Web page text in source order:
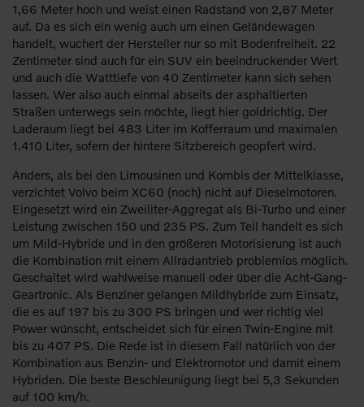
1,66 Meter hoch und weist einen Radstand von 2,87 Meter
auf. Da es sich ein wenig auch um einen Geländewagen
handelt, wuchert der Hersteller nur so mit Bodenfreiheit. 22
Zentimeter sind auch für ein SUV ein beeindruckender Wert
und auch die Watttiefe von 40 Zentimeter kann sich sehen
lassen. Wer also auch einmal abseits der asphaltierten
Straßen unterwegs sein möchte, liegt hier goldrichtig. Der
Laderaum liegt bei 483 Liter im Kofferraum und maximalen
1.410 Liter, sofern der hintere Sitzbereich geopfert wird.
Anders, als bei den Limousinen und Kombis der Mittelklasse,
verzichtet Volvo beim XC60 (noch) nicht auf Dieselmotoren.
Eingesetzt wird ein Zweiliter-Aggregat als Bi-Turbo und einer
Leistung zwischen 150 und 235 PS. Zum Teil handelt es sich
um Mild-Hybride und in den größeren Motorisierung ist auch
die Kombination mit einem Allradantrieb problemlos möglich.
Geschaltet wird wahlweise manuell oder über die Acht-Gang-
Geartronic. Als Benziner gelangen Mildhybride zum Einsatz,
die es auf 197 bis zu 300 PS bringen und wer richtig viel
Power wünscht, entscheidet sich für einen Twin-Engine mit
bis zu 407 PS. Die Rede ist in diesem Fall natürlich von der
Kombination aus Benzin- und Elektromotor und damit einem
Hybriden. Die beste Beschleunigung liegt bei 5,3 Sekunden
auf 100 km/h.